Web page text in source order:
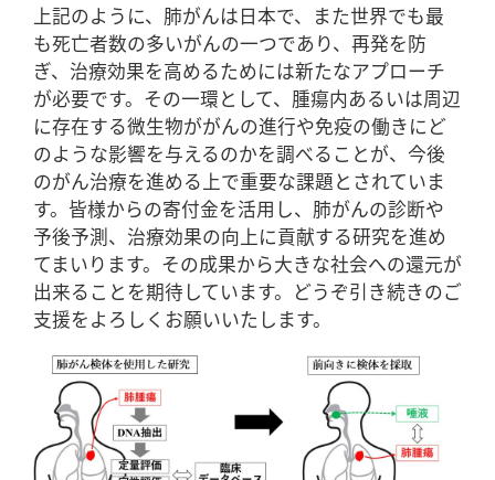
上記のように、肺がんは日本で、また世界でも最
も死亡者数の多いがんの一つであり、再発を防
ぎ、治療効果を高めるためには新たなアプローチ
が必要です。その一環として、腫瘍内あるいは周辺
に存在する微生物ががんの進行や免疫の働きにど
のような影響を与えるのかを調べることが、今後
のがん治療を進める上で重要な課題とされていま
す。皆様からの寄付金を活用し、肺がんの診断や
予後予測、治療効果の向上に貢献する研究を進め
てまいります。その成果から大きな社会への還元が
出来ることを期待しています。どうぞ引き続きのご
支援をよろしくお願いいたします。